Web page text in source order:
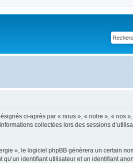
ci-après par « nous », « notre », « nos
collectées lors des sessions
», le logiciel phpBB génèrera un certain
identifiant utilisateur et un identifiant